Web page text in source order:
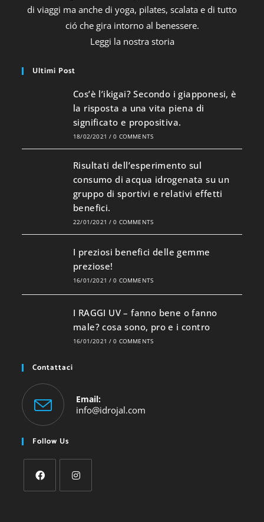
di viaggi ma anche di yoga, pilates, scalata e di tutto
ció che gira intorno al benessere.
Leggi la nostra storia
Ultimi Post
Cos’è l’ikigai? Secondo i giapponesi, è
la risposta a una vita piena di
significato e propositiva.
18/02/2021 / 0 COMMENTS
Risultati dell’esperimento sul
consumo di acqua idrogenata su un
gruppo di sportivi e relativi effetti
benefici.
22/01/2021 / 0 COMMENTS
I preziosi benefici delle gemme
preziose!
16/01/2021 / 0 COMMENTS
I RAGGI UV – fanno bene o fanno
male? cosa sono, pro e i contro
16/01/2021 / 0 COMMENTS
Contattaci
Email:
info@idrojal.com
Follow Us